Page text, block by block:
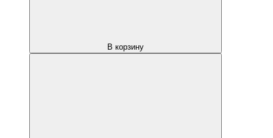
В корзину